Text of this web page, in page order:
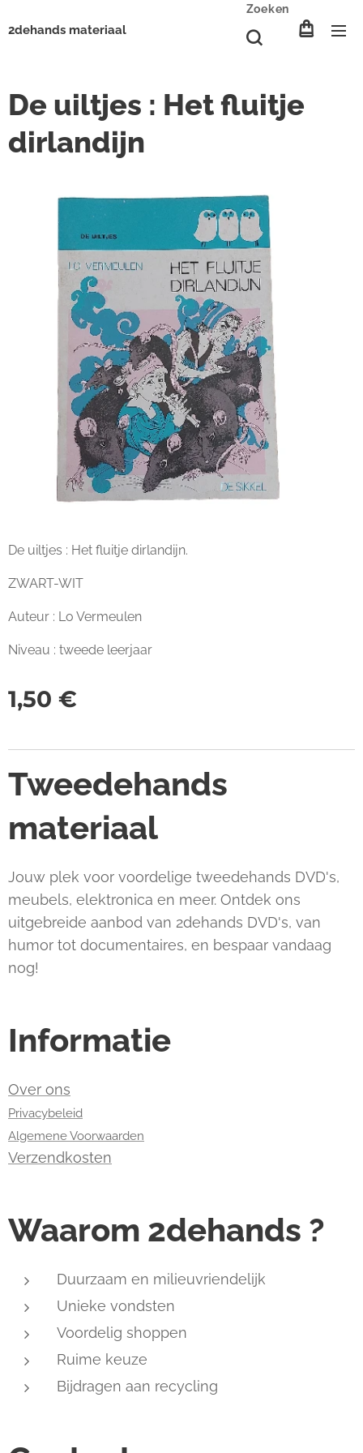
2dehands materiaal
Zoeken
De uiltjes : Het fluitje
dirlandijn
De uiltjes : Het fluitje dirlandijn.
ZWART-WIT
Auteur : Lo Vermeulen
Niveau : tweede leerjaar
1,50 €
Tweedehands
materiaal
Jouw plek voor voordelige tweedehands DVD's,
meubels, elektronica en meer. Ontdek ons
uitgebreide aanbod van 2dehands DVD's, van
humor tot documentaires, en bespaar vandaag
nog!
Informatie
Over ons
Privacybeleid
Algemene Voorwaarden
Verzendkosten
Waarom 2dehands ?
Duurzaam en milieuvriendelijk
Unieke vondsten
Voordelig shoppen
Ruime keuze
Bijdragen aan recycling